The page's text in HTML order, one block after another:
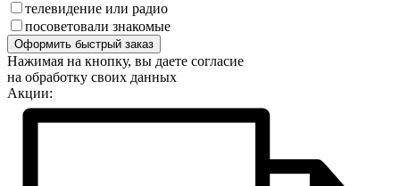
телевидение или радио
посоветовали знакомые
Оформить быстрый заказ
Нажимая на кнопку, вы даете согласие
на обработку своих данных
Акции: